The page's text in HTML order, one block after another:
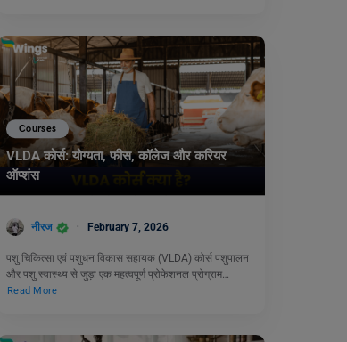
Courses
VLDA कोर्स: योग्यता, फीस, कॉलेज और करियर
ऑप्शंस
नीरज February 7, 2026
पशु चिकित्सा एवं पशुधन विकास सहायक (VLDA) कोर्स पशुपालन
और पशु स्वास्थ्य से जुड़ा एक महत्वपूर्ण प्रोफेशनल प्रोग्राम…
Read More